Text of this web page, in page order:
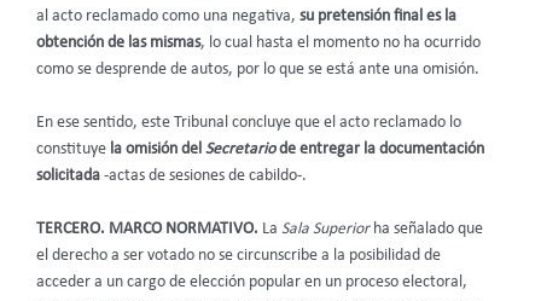
al acto reclamado como una negativa, su pretensión final es la
obtención de las mismas, lo cual hasta el momento no ha ocurrido
como se desprende de autos, por lo que se está ante una omisión.
En ese sentido, este Tribunal concluye que el acto reclamado lo
constituye la omisión del Secretariode entregar la documentación
solicitada -actas de sesiones de cabildo-.
TERCERO. MARCO NORMATIVO. La Sala Superiorha señalado que
el derecho a ser votado no se circunscribe a la posibilidad de
acceder a un cargo de elección popular en un proceso electoral,